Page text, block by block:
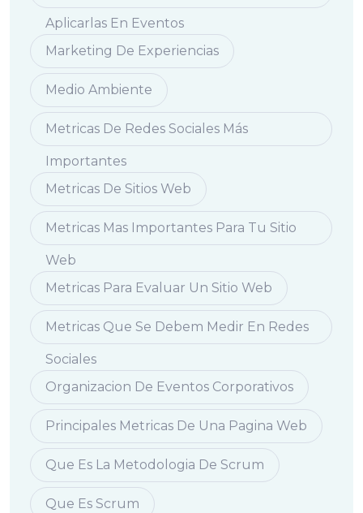
Aplicarlas En Eventos
Marketing De Experiencias
Medio Ambiente
Metricas De Redes Sociales Más
Importantes
Metricas De Sitios Web
Metricas Mas Importantes Para Tu Sitio
Web
Metricas Para Evaluar Un Sitio Web
Metricas Que Se Debem Medir En Redes
Sociales
Organizacion De Eventos Corporativos
Principales Metricas De Una Pagina Web
Que Es La Metodologia De Scrum
Que Es Scrum